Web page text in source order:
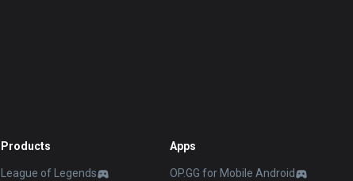
Products
League of Legends
Apps
OP.GG for Mobile Android